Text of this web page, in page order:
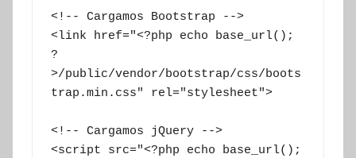
<!-- Cargamos Bootstrap -->
<link href="<?php echo base_url();
?
>/public/vendor/bootstrap/css/boots
trap.min.css" rel="stylesheet">
<!-- Cargamos jQuery -->
<script src="<?php echo base_url();